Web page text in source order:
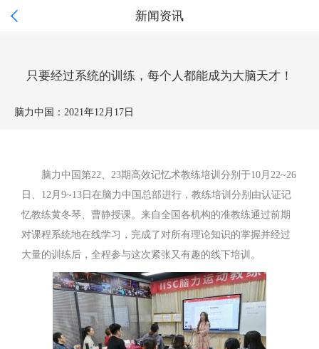
 新闻资讯
只要经过系统的训练，每个人都能成为大脑天才！
脑力中国： 2021年12月17日
脑力中国第22、23期高效记忆术教练培训分别于10月22~26
日、12月9~13日在脑力中国总部进行，教练培训分别由认证记
忆教练黄冬琴、曹静授课。来自全国各机构的准教练通过前期
对课程系统地在线学习，完成了对所有理论知识的掌握并经过
大量的训练后，全程参与这次紧张又有趣的线下培训。